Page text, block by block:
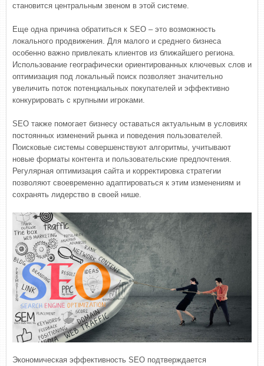
становится центральным звеном в этой системе.
Еще одна причина обратиться к SEO – это возможность
локального продвижения. Для малого и среднего бизнеса
особенно важно привлекать клиентов из ближайшего региона.
Использование географически ориентированных ключевых слов и
оптимизация под локальный поиск позволяет значительно
увеличить поток потенциальных покупателей и эффективно
конкурировать с крупными игроками.
SEO также помогает бизнесу оставаться актуальным в условиях
постоянных изменений рынка и поведения пользователей.
Поисковые системы совершенствуют алгоритмы, учитывают
новые форматы контента и пользовательские предпочтения.
Регулярная оптимизация сайта и корректировка стратегии
позволяют своевременно адаптироваться к этим изменениям и
сохранять лидерство в своей нише.
Экономическая эффективность SEO подтверждается